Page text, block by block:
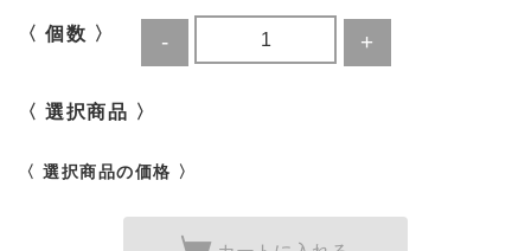
〈 個数 〉
〈 選択商品 〉
〈 選択商品の価格 〉